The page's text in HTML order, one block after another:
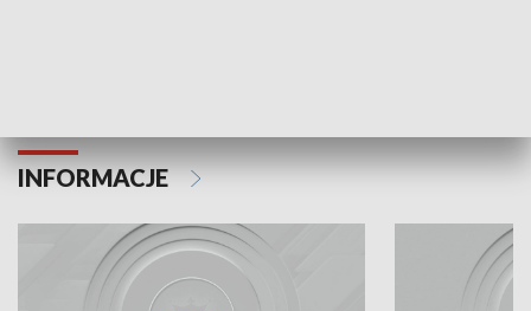
INFORMACJE